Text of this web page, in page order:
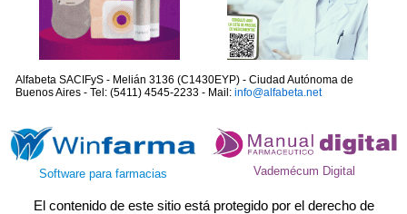
Alfabeta SACIFyS - Melián 3136 (C1430EYP) - Ciudad Autónoma de
Buenos Aires - Tel: (5411) 4545-2233 - Mail: info@alfabeta.net
Software para farmacias Vademécum Digital
El contenido de este sitio está protegido por el derecho de